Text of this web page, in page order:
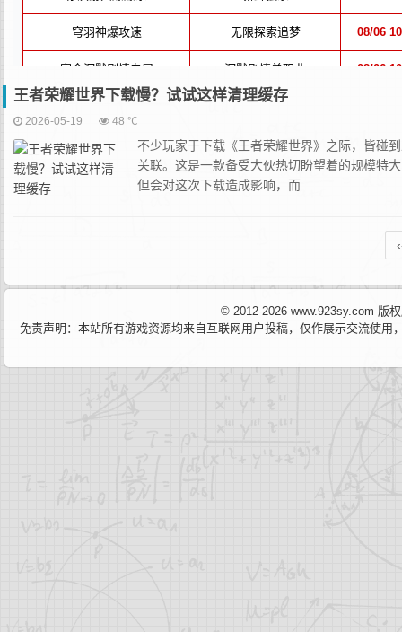
王者荣耀世界下载慢？试试这样清理缓存
2026-05-19 48 ℃
不少玩家于下载《王者荣耀世界》之际，皆碰
关联。这是一款备受大伙热切盼望着的规模特
但会对这次下载造成影响，而...
© 2012-2026 www.923sy.com 版
免责声明：本站所有游戏资源均来自互联网用户投稿，仅作展示交流使